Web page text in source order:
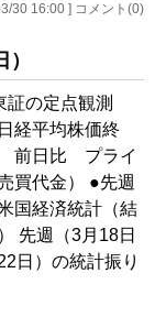
30 16:00 ] コメント(0)
証の定点観測
日経平均株価終
前日比 プライ
買代金） ●先週
国経済統計（結
先週（3月18日
日）の統計振り